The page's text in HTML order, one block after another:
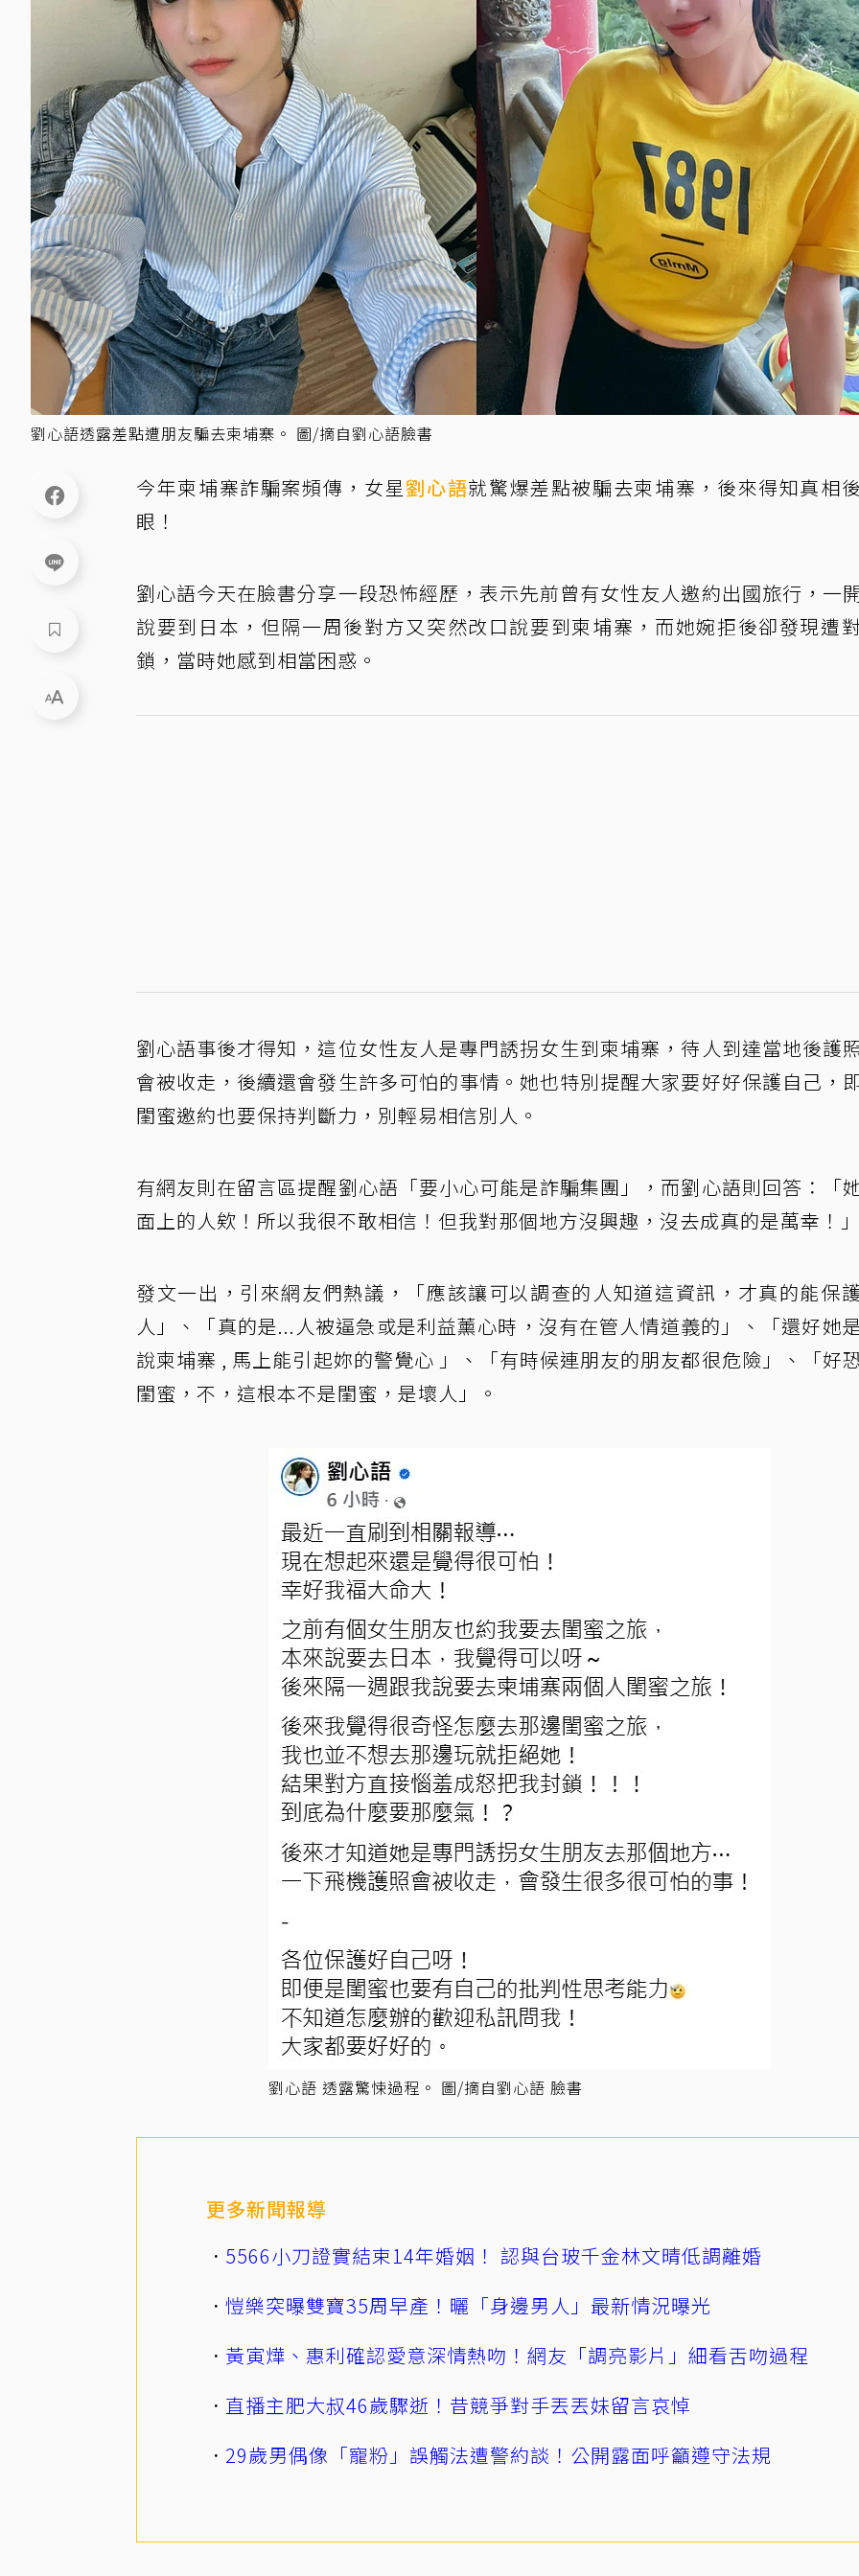
劉心語透露差點遭朋友騙去柬埔寨。 圖/摘自劉心語臉書
今年柬埔寨詐騙案頻傳，女星劉心語就驚爆差點被騙去柬埔寨，後來得知真相
眼！
劉心語今天在臉書分享一段恐怖經歷，表示先前曾有女性友人邀約出國旅行，一
說要到日本，但隔一周後對方又突然改口說要到柬埔寨，而她婉拒後卻發現遭
鎖，當時她感到相當困惑。
劉心語事後才得知，這位女性友人是專門誘拐女生到柬埔寨，待人到達當地後護
會被收走，後續還會發生許多可怕的事情。她也特別提醒大家要好好保護自己，
閨蜜邀約也要保持判斷力，別輕易相信別人。
有網友則在留言區提醒劉心語「要小心可能是詐騙集團」，而劉心語則回答：「
面上的人欸！所以我很不敢相信！但我對那個地方沒興趣，沒去成真的是萬幸！」
發文一出，引來網友們熱議，「應該讓可以調查的人知道這資訊，才真的能保
人」、「真的是...人被逼急或是利益薰心時，沒有在管人情道義的」、「還好她
說柬埔寨 , 馬上能引起妳的警覺心 」、「有時候連朋友的朋友都很危險」、「好
閨蜜，不，這根本不是閨蜜，是壞人」。
劉心語 透露驚悚過程。 圖/摘自劉心語 臉書
更多新聞報導
5566小刀證實結束14年婚姻！ 認與台玻千金林文晴低調離婚
愷樂突曝雙寶35周早產！曬「身邊男人」最新情況曝光
黃寅燁、惠利確認愛意深情熱吻！網友「調亮影片」細看舌吻過程
直播主肥大叔46歲驟逝！昔競爭對手丟丟妹留言哀悼
29歲男偶像「寵粉」誤觸法遭警約談！公開露面呼籲遵守法規